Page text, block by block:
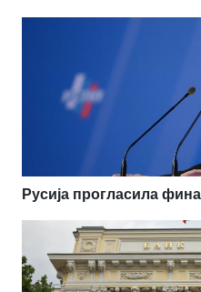
Русија прогласила